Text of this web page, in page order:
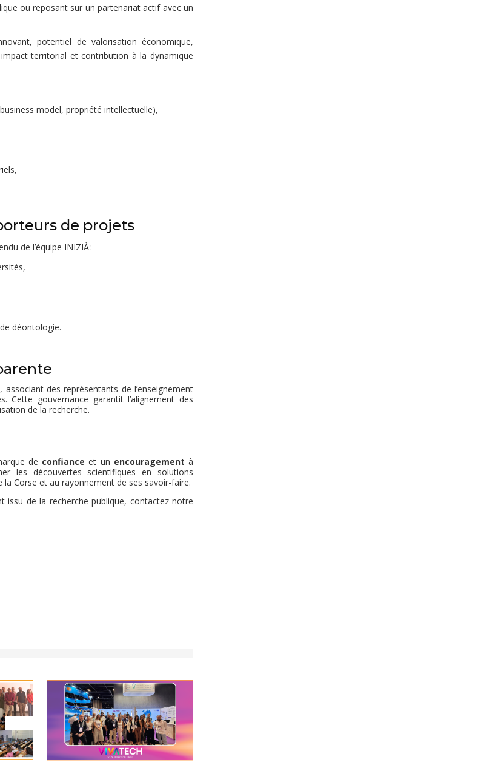
ou reposant sur un partenariat actif avec un
potentiel de valorisation économique,
territorial et contribution à la dynamique
model, propriété intellectuelle),
de projets
de l’équipe INIZIÀ :
déontologie.
des représentants de l’enseignement
Cette gouvernance garantit l’alignement des
de la recherche.
de confianceet un encouragement à
les découvertes scientifiques en solutions
Corse et au rayonnement de ses savoir-faire.
issu de la recherche publique, contactez notre